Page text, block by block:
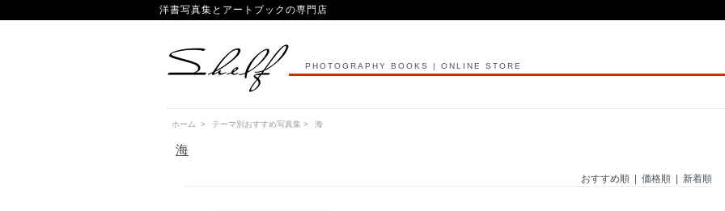
洋書写真集とアートブックの専門店
PHOTOGRAPHY BOOKS | ONLINE STORE
ホーム > テーマ別おすすめ写真集 > 海
海
おすすめ順 | 価格順 | 新着順